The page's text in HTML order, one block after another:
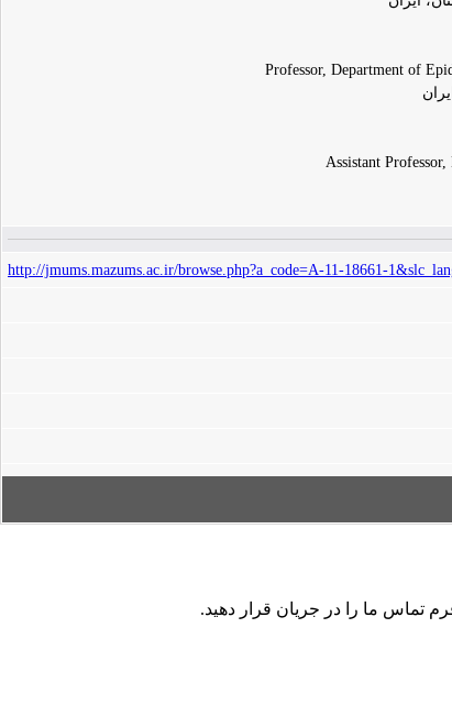
Professor, Department of
Assistant
http://jmums.mazums.ac.ir/browse.php?a_code=A-11-18661-
تماس ما را در جریان قرار دهید.